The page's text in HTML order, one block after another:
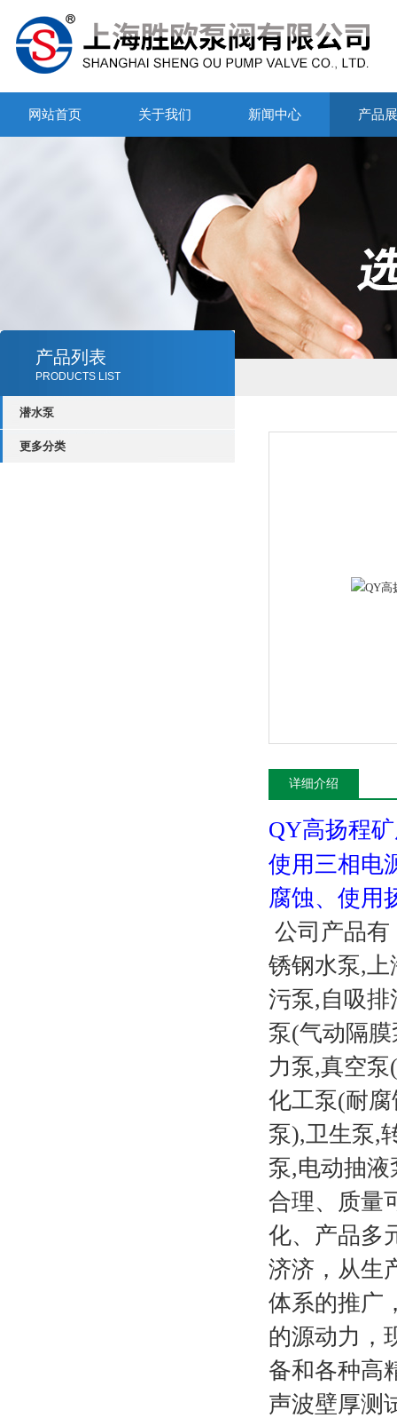
网站首页 关于我们 新闻中心 产品
产品列表
PRODUCTS LIST
潜水泵
更多分类
详细介绍
QY高扬程
使用三相电
腐蚀、使用
公司产品有
锈钢水泵,
污泵,自吸
泵(气动隔
力泵,真空
化工泵(耐
泵),卫生泵,
泵,电动抽
合理、质量
化、产品多
济济，从生
体系的推广
的源动力，
备和各种高
声波壁厚测